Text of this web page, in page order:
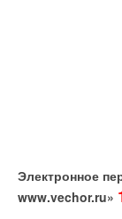
Электронное
www.vechor.ru»